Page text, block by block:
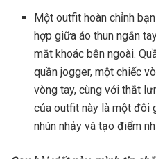
Một outfit hoàn chỉnh
hợp giữa áo thun ngắn
mắt khoác bên ngoài.
quần jogger, một chiếc
vòng tay, cùng với thắt
của outfit này là một đôi
nhún nhảy và tạo điểm